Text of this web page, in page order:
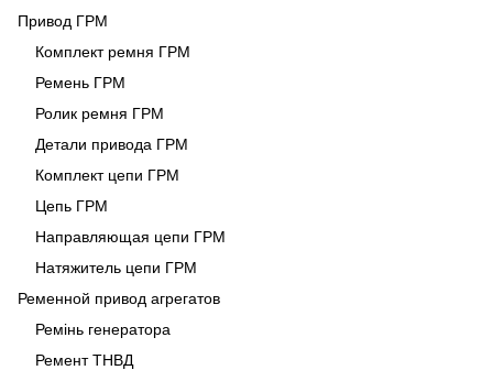
Привод ГРМ
Комплект ремня ГРМ
Ремень ГРМ
Ролик ремня ГРМ
Детали привода ГРМ
Комплект цепи ГРМ
Цепь ГРМ
Направляющая цепи ГРМ
Натяжитель цепи ГРМ
Ременной привод агрегатов
Ремінь генератора
Ремент ТНВД